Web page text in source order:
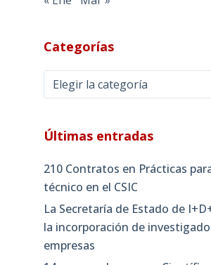
Categorías
Categorías
Últimas entradas
210 Contratos en Prácticas
técnico en el CSIC
La Secretaría de Estado de
la incorporación de
empresas